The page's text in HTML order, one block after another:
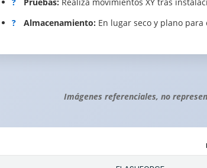
?
Almacenamiento: En lugar seco y plano
Imágenes referenciales, no